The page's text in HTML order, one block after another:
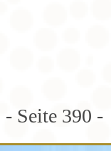
- Seite 390 -